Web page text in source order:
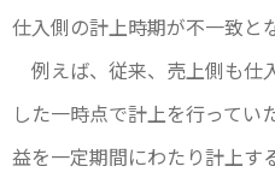
仕入側の計上時期が不一致と
例えば、従来、売上側も仕
した一時点で計上を行ってい
益を一定期間にわたり計上す